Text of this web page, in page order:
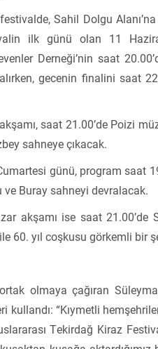
Sahil Dolgu
ilk günü olan 11
Derneği’nin saat
gecenin finalini saat
saat 21.00’de Poizi
sahneye çıkacak.
günü, program saat
ve Buray sahneyi devralacak.
akşamı ise saat 21.00’de
60. yıl coşkusu görkemli bir
olmaya çağıran
kullandı: “Kıymetli
Tekirdağ Kiraz